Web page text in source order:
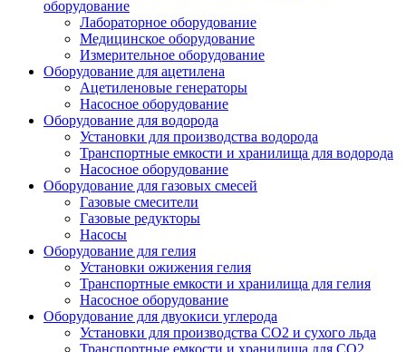
оборудование
Лабораторное оборудование
Медицинское оборудование
Измерительное оборудование
Оборудование для ацетилена
Ацетиленовые генераторы
Насосное оборудование
Оборудование для водорода
Установки для производства водорода
Транспортные емкости и хранилища для водорода
Насосное оборудование
Оборудование для газовых смесей
Газовые смесители
Газовые редукторы
Насосы
Оборудование для гелия
Установки ожижения гелия
Транспортные емкости и хранилища для гелия
Насосное оборудование
Оборудование для двуокиси углерода
Установки для производства СО2 и сухого льда
Транспортные емкости и хранилища для CO2